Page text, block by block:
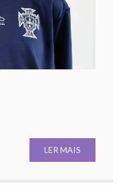
LER MAIS